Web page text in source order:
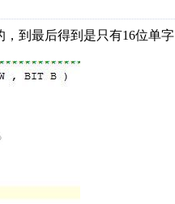
到最后得到是只有16位单字